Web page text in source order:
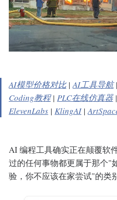
AI模型价格对比|AI工具导航|
Coding教程| PLC在线仿真器|
ElevenLabs| KlingAI|
AI 编程工具确实正在颠覆软
过的任何事物都更属于那个"
验，你不应该在家尝试"的类